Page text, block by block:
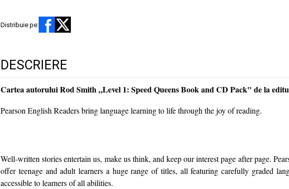
Distribuie pe:
DESCRIERE
Cartea autorului Rod Smith „Level 1: Speed Queens Book and CD Pack" de la
Pearson English Readers bring language learning to life through the joy of reading.
Well-written stories entertain us, make us think, and keep our interest page after page.
offer teenage and adult learners a huge range of titles, all featuring carefully graded
accessible to learners of all abilities.